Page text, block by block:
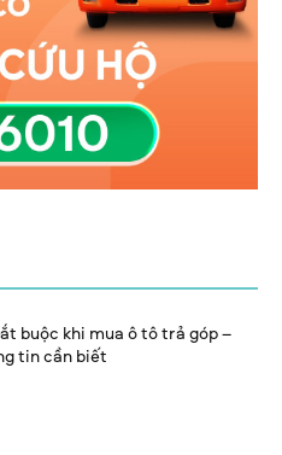
buộc khi mua ô tô trả góp –
tin cần biết